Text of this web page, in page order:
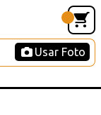
Usar Foto